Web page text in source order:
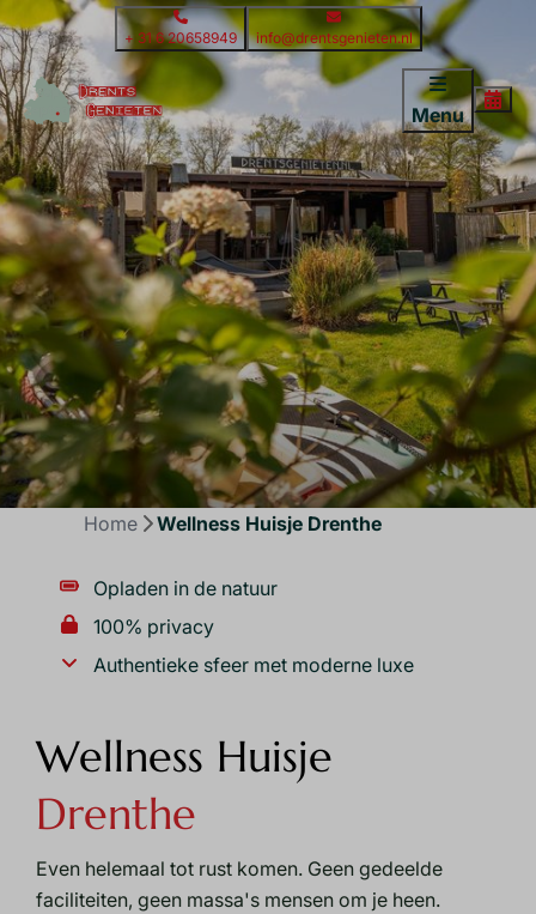
+ 31 6 20658949 info@drentsgenieten.nl
Menu
Home Wellness Huisje Drenthe
Opladen in de natuur
100% privacy
Authentieke sfeer met moderne luxe
Wellness Huisje
Drenthe
Even helemaal tot rust komen. Geen gedeelde
faciliteiten, geen massa's mensen om je heen.